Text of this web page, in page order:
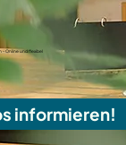
- Online und flexibel
informieren!